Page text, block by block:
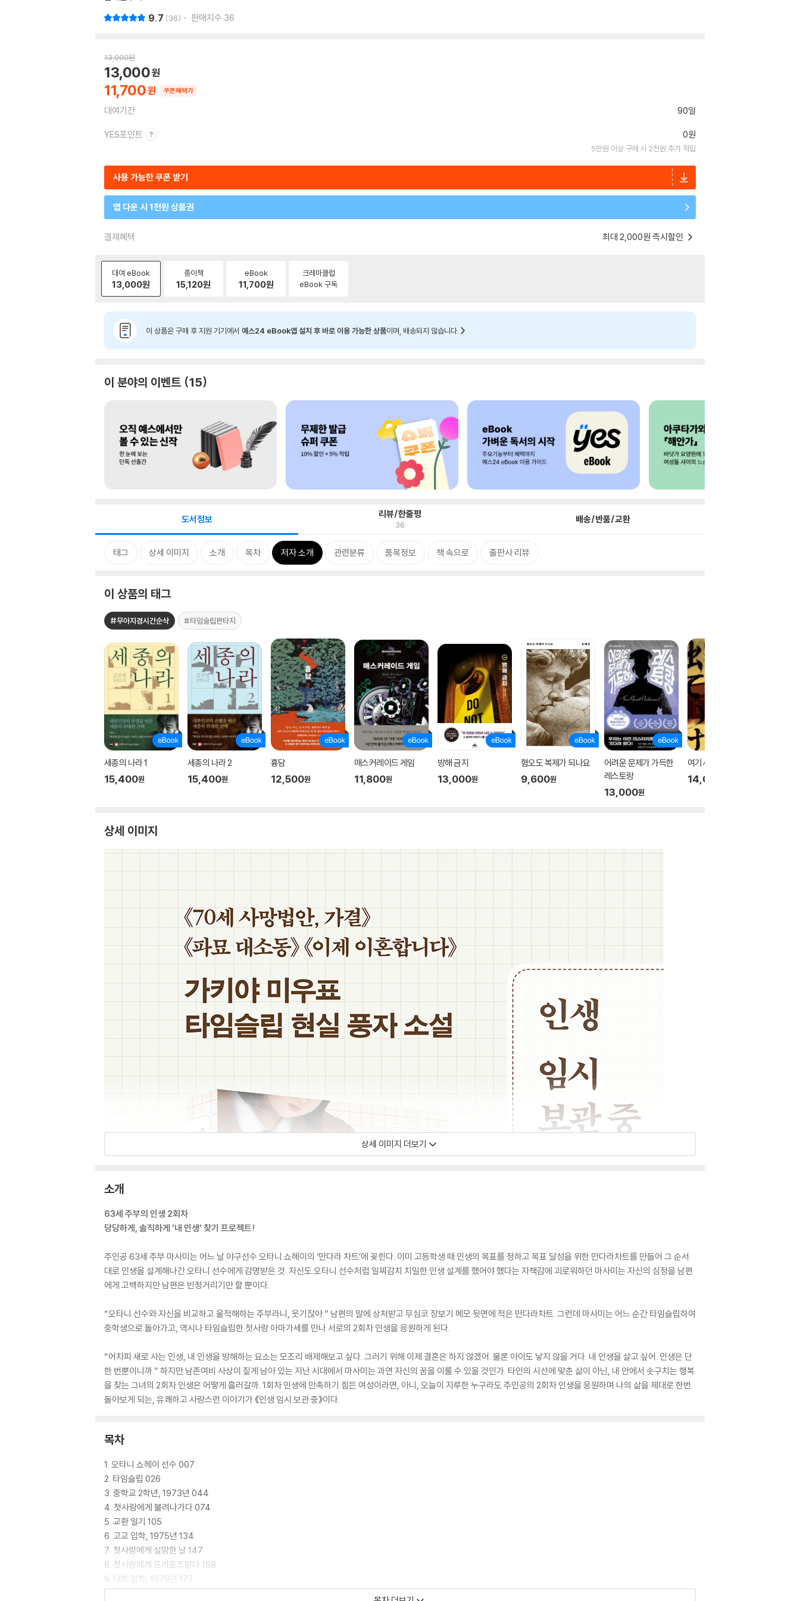
9.7 36 판매지수 36
13,000원
11,700
13,000
쿠폰혜택가
대여기간 90일
YES포인트 0원
5만원 이상 구매 시 2천원 추가 적립
사용 가능한 쿠폰 받기
앱 다운 시 1천원 상품권
결제혜택 최대 2,000원 즉시할인
대여 eBook
13,000원
종이책
15,120원
eBook
11,700원
크레마클럽
eBook 구독
이 상품은 구매 후 지원 기기에서 예스24 eBook앱 설치 후 바로 이용 가능한 상품이며, 배송되지 않습니다.
이 분야의 이벤트 15
도서정보 리뷰/한줄평
36 배송/반품/교환
태그 상세 이미지 소개 목차 저자 소개 관련분류 품목정보 책 속으로 출판사 리뷰
이 상품의 태그
#무아지경시간순삭 #타임슬립판타지
세종의 나라 1
15,400원
세종의 나라 2
15,400원
흉담
12,500원
매스커레이드 게임
11,800원
방해 금지
13,000원
혐오도 복제가 되나요
9,600원
어려운 문제가 가득한
레스토랑
13,000원
여기서 나가
14,000
상세 이미지
상세 이미지 더보기
소개
63세 주부의 인생 2회차
당당하게, 솔직하게 ‘내 인생’ 찾기 프로젝트!
주인공 63세 주부 마사미는 어느 날 야구선수 오타니 쇼헤이의 ‘만다라 차트’에 꽂힌다. 이미 고등학생 때 인생의 목표를 정하고 목표 달성을 위한 만다라차트를 만들어 그 순서
대로 인생을 설계해나간 오타니 선수에게 감명받은 것. 자신도 오타니 선수처럼 일찌감치 치밀한 인생 설계를 했어야 했다는 자책감에 괴로워하던 마사미는 자신의 심정을 남편
에게 고백하지만 남편은 빈정거리기만 할 뿐이다.
“오타니 선수와 자신을 비교하고 울적해하는 주부라니, 웃기잖아.” 남편의 말에 상처받고 무심코 장보기 메모 뒷면에 적은 만다라차트. 그런데 마사미는 어느 순간 타임슬립하여
중학생으로 돌아가고, 역시나 타임슬립한 첫사랑 아마가세를 만나 서로의 2회차 인생을 응원하게 된다.
“어차피 새로 사는 인생, 내 인생을 방해하는 요소는 모조리 배제해보고 싶다. 그러기 위해 이제 결혼은 하지 않겠어. 물론 아이도 낳지 않을 거다. 내 인생을 살고 싶어. 인생은 단
한 번뿐이니까.” 하지만 남존여비 사상이 짙게 남아 있는 지난 시대에서 마사미는 과연 자신의 꿈을 이룰 수 있을 것인가. 타인의 시선에 맞춘 삶이 아닌, 내 안에서 솟구치는 행복
을 찾는 그녀의 2회차 인생은 어떻게 흘러갈까. 1회차 인생에 만족하기 힘든 여성이라면, 아니, 오늘이 지루한 누구라도 주인공의 2회차 인생을 응원하며 나의 삶을 제대로 한번
돌아보게 되는, 유쾌하고 사랑스런 이야기가 《인생 임시 보관 중》이다.
목차
1. 오타니 쇼헤이 선수 007
2. 타임슬립 026
3. 중학교 2학년, 1973년 044
4. 첫사랑에게 불려나가다 074
5. 교환 일기 105
6. 고교 입학, 1975년 134
7. 첫사랑에게 실망한 날 147
8. 첫사랑에게 프러포즈받다 158
9. 대학 입학, 1978년 177
10. 대학교 1학년, 여름방학 191